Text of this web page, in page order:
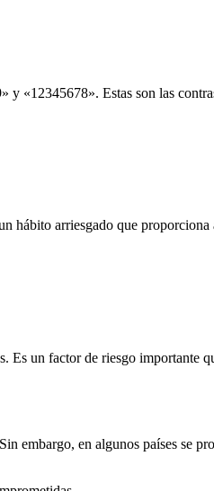
«12345678». Estas son las
hábito arriesgado que
Es un factor de riesgo importante
embargo, en algunos países se